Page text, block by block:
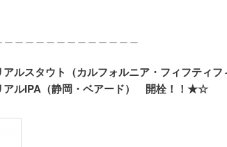
スタウト（カルフォルニア・フィフティフ
アルIPA（静岡・ベアード） 開栓！！★☆